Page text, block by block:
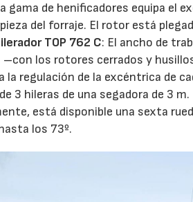
gama de henificadores equipa el
del forraje. El rotor está
TOP 762 C: El ancho de
–con los rotores cerrados y
la regulación de la excéntrica de
3 hileras de una segadora de 3
está disponible una sexta
los 73º.